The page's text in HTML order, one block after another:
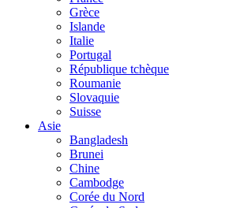
Grèce
Islande
Italie
Portugal
République tchèque
Roumanie
Slovaquie
Suisse
Asie
Bangladesh
Brunei
Chine
Cambodge
Corée du Nord